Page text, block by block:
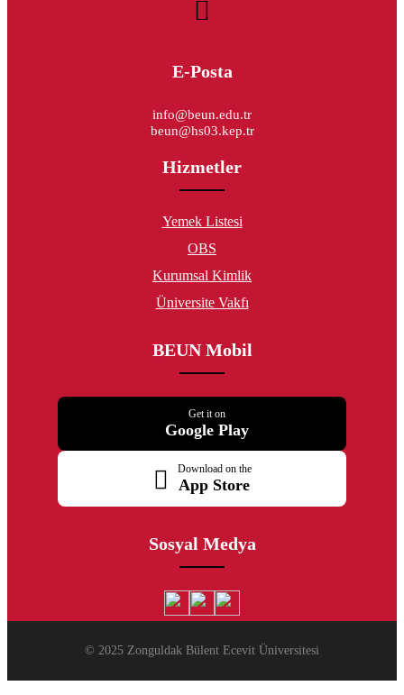
E-Posta
info@beun.edu.tr
beun@hs03.kep.tr
Hizmetler
Yemek Listesi
OBS
Kurumsal Kimlik
Üniversite Vakfı
BEUN Mobil
Get it on
Google Play
Download on the
App Store
Sosyal Medya
© 2025 Zonguldak Bülent Ecevit Üniversitesi